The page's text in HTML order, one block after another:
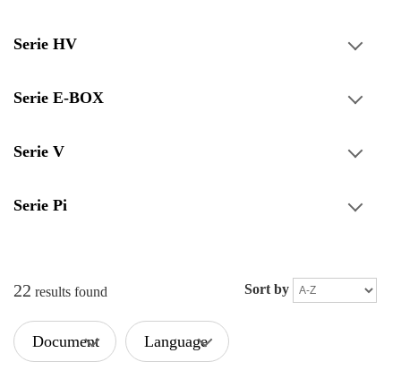
Serie HV
Serie E-BOX
Serie V
Serie Pi
22 results found Sort by
Document Language